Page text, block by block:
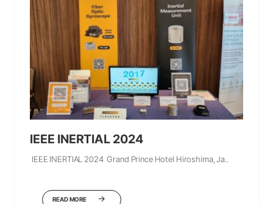
lEEE INERTIAL 2024
lEEE INERTIAL 2024 Grand Prince Hotel Hiroshima, Ja..
READ MORE